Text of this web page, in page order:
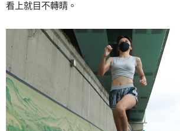
看上就目不轉睛。